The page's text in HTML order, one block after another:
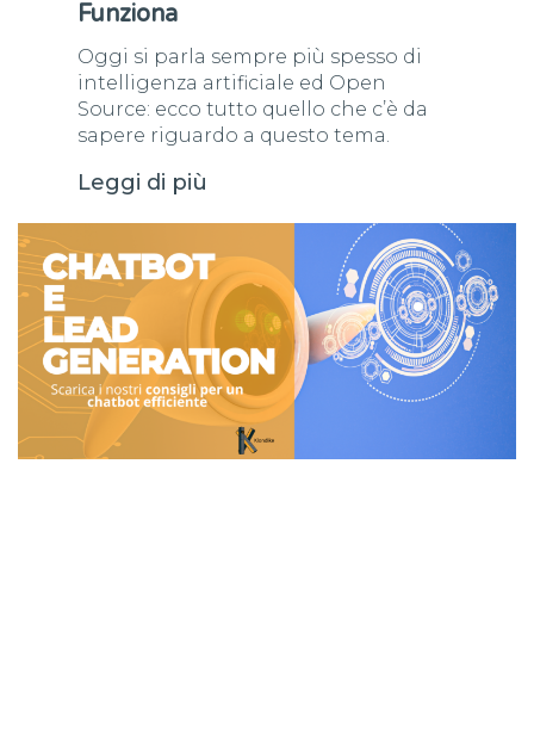
Funziona
Oggi si parla sempre più spesso di
intelligenza artificiale ed Open
Source: ecco tutto quello che c’è da
sapere riguardo a questo tema.
Leggi di più